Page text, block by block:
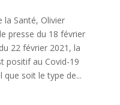
la Santé, Olivier
presse du 18 février
22 février 2021, la
positif au Covid-19
que soit le type de...